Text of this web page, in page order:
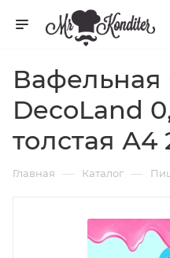
Вафельная
DecoLand
толстая А4
Главная — Каталог —